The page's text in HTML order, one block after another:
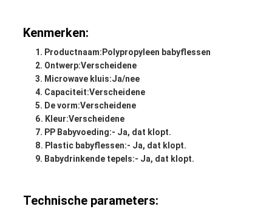
Kenmerken:
Productnaam: Polypropyleen babyflessen
Ontwerp:Verscheidene
Microwave kluis:Ja/nee
Capaciteit:Verscheidene
De vorm:Verscheidene
Kleur:Verscheidene
PP Babyvoeding:- Ja, dat klopt.
Plastic babyflessen:- Ja, dat klopt.
Babydrinkende tepels:- Ja, dat klopt.
Technische parameters: